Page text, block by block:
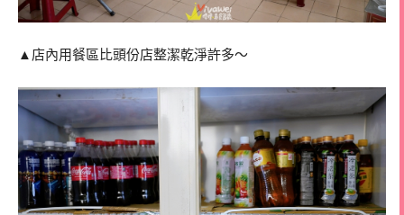
▲店內用餐區比頭份店整潔乾淨許多～